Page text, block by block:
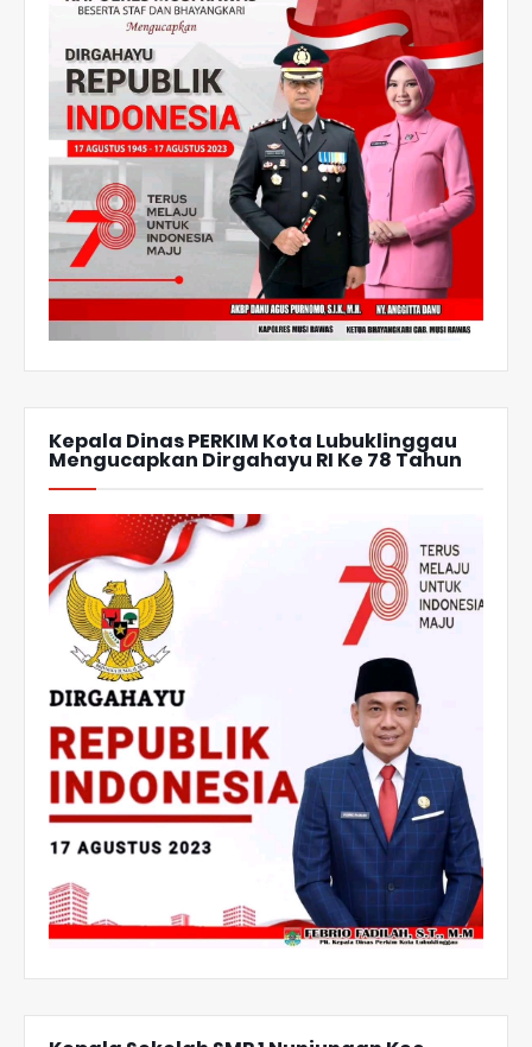
Kepala Dinas PERKIM Kota Lubuklinggau
Mengucapkan Dirgahayu RI Ke 78 Tahun